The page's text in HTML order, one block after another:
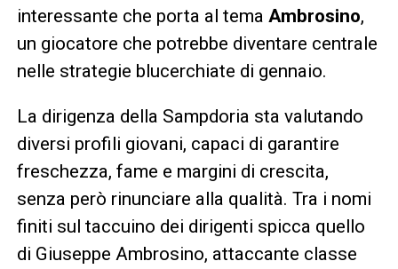
interessante che porta al tema Ambrosino,
un giocatore che potrebbe diventare centrale
nelle strategie blucerchiate di gennaio.
La dirigenza della Sampdoria sta valutando
diversi profili giovani, capaci di garantire
freschezza, fame e margini di crescita,
senza però rinunciare alla qualità. Tra i nomi
finiti sul taccuino dei dirigenti spicca quello
di Giuseppe Ambrosino, attaccante classe